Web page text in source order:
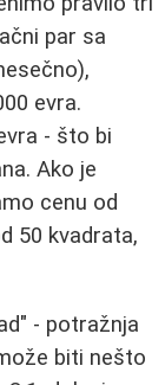
par sa
evra.
- što bi
Ako je
cenu od
50 kvadrata,
- potražnja
biti nešto